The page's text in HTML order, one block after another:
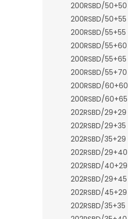
200RSBD/50+50
200RSBD/50+55
200RSBD/55+55
200RSBD/55+60
200RSBD/55+65
200RSBD/55+70
200RSBD/60+60
200RSBD/60+65
202RSBD/29+29
202RSBD/29+35
202RSBD/35+29
202RSBD/29+40
202RSBD/40+29
202RSBD/29+45
202RSBD/45+29
202RSBD/35+35